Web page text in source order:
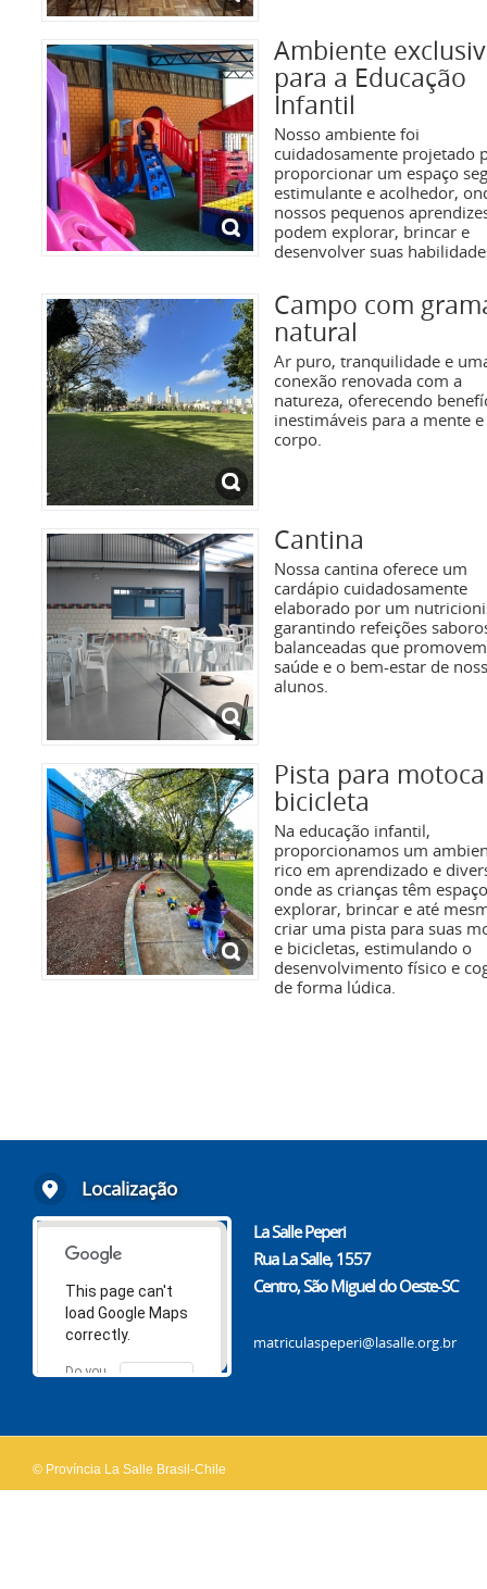
Ambiente
para a Educação
Infantil
Nosso ambiente foi
cuidadosamente projetado
proporcionar um espaço
estimulante e acolhedor,
nossos pequenos
podem explorar, brincar e
desenvolver suas
Campo com
natural
Ar puro, tranquilidade e
conexão renovada com a
natureza, oferecendo
inestimáveis para a mente
corpo.
Cantina
Nossa cantina oferece um
cardápio cuidadosamente
elaborado por um
garantindo refeições
balanceadas que
saúde e o bem-estar de
alunos.
Pista para
bicicleta
Na educação infantil,
proporcionamos um
rico em aprendizado e
onde as crianças têm
explorar, brincar e até
criar uma pista para suas
e bicicletas, estimulando o
desenvolvimento físico e
de forma lúdica.
Localização
This page can't
load Google Maps
correctly.
Do you
OK
La Salle Peperi
Rua La Salle, 1557
Centro, São Miguel do Oeste-SC
matriculaspeperi@lasalle.org.br
© Província La Salle Brasil-Chile